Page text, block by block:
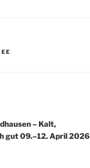
– Kalt,
gut 09.–12. April 2026